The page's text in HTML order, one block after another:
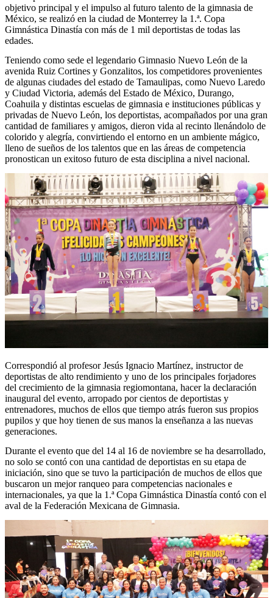
objetivo principal y el impulso al futuro talento de la gimnasia de
México, se realizó en la ciudad de Monterrey la 1.ª. Copa
Gimnástica Dinastía con más de 1 mil deportistas de todas las
edades.
Teniendo como sede el legendario Gimnasio Nuevo León de la
avenida Ruiz Cortines y Gonzalitos, los competidores provenientes
de algunas ciudades del estado de Tamaulipas, como Nuevo Laredo
y Ciudad Victoria, además del Estado de México, Durango,
Coahuila y distintas escuelas de gimnasia e instituciones públicas y
privadas de Nuevo León, los deportistas, acompañados por una gran
cantidad de familiares y amigos, dieron vida al recinto llenándolo de
colorido y alegría, convirtiendo el entorno en un ambiente mágico,
lleno de sueños de los talentos que en las áreas de competencia
pronostican un exitoso futuro de esta disciplina a nivel nacional.
Correspondió al profesor Jesús Ignacio Martínez, instructor de
deportistas de alto rendimiento y uno de los principales forjadores
del crecimiento de la gimnasia regiomontana, hacer la declaración
inaugural del evento, arropado por cientos de deportistas y
entrenadores, muchos de ellos que tiempo atrás fueron sus propios
pupilos y que hoy tienen de sus manos la enseñanza a las nuevas
generaciones.
Durante el evento que del 14 al 16 de noviembre se ha desarrollado,
no solo se contó con una cantidad de deportistas en su etapa de
iniciación, sino que se tuvo la participación de muchos de ellos que
buscaron un mejor ranqueo para competencias nacionales e
internacionales, ya que la 1.ª Copa Gimnástica Dinastía contó con el
aval de la Federación Mexicana de Gimnasia.